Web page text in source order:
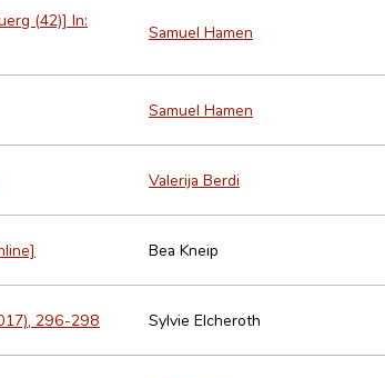
(42)] In:
Samuel Hamen
Samuel Hamen
Valerija Berdi
Bea Kneip
296-298 Sylvie Elcheroth